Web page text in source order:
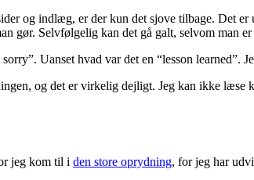
og indlæg, er der kun det sjove tilbage. Det
gør. Selvfølgelig kan det gå galt, selvom man
Uanset hvad var det en “lesson
og det er virkelig dejligt. Jeg kan ikke
jeg kom til i den store oprydning, for jeg har